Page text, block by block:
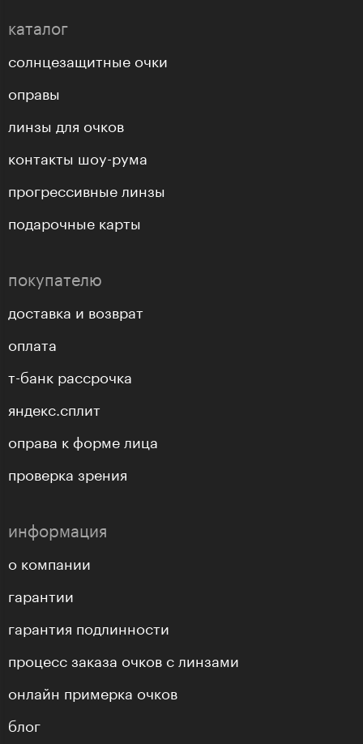
каталог
солнцезащитные очки
оправы
линзы для очков
контакты шоу-рума
прогрессивные линзы
подарочные карты
покупателю
доставка и возврат
оплата
т-банк рассрочка
яндекс.сплит
оправа к форме лица
проверка зрения
информация
о компании
гарантии
гарантия подлинности
процесс заказа очков с линзами
онлайн примерка очков
блог